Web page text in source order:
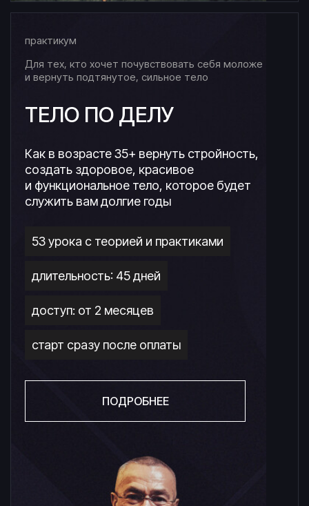
практикум
Для тех, кто хочет почувствовать себя моложе
и вернуть подтянутое, сильное тело
ТЕЛО ПО ДЕЛУ
Как в возрасте 35+ вернуть стройность,
создать здоровое, красивое
и функциональное тело, которое будет
служить вам долгие годы
53 урока с теорией и практиками
длительность: 45 дней
доступ: от 2 месяцев
старт сразу после оплаты
ПОДРОБНЕЕ